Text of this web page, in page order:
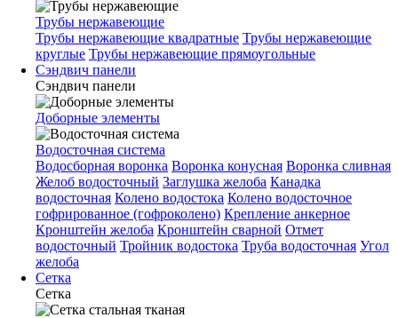
Трубы нержавеющие
Трубы нержавеющие квадратные Трубы нержавеющие
круглые Трубы нержавеющие прямоугольные
Сэндвич панели
Сэндвич панели
Доборные элементы
Водосточная система
Водосборная воронка Воронка конусная Воронка сливная
Желоб водосточный Заглушка желоба Канадка
водосточная Колено водостока Колено водосточное
гофрированное (гофроколено) Крепление анкерное
Кронштейн желоба Кронштейн сварной Отмет
водосточный Тройник водостока Труба водосточная Угол
желоба
Сетка
Сетка